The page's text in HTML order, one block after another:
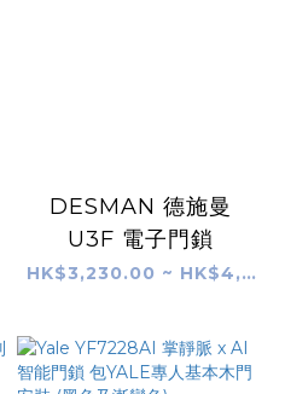
DESMAN 德施曼
U3F 電子門鎖
HK$3,230.00 ~ HK$4,230.00